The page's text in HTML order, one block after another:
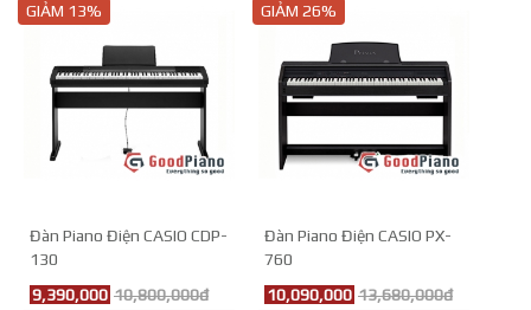
GIẢM 13%
Đàn Piano Điện CASIO CDP-
130
9,390,000 10,800,000đ
GIẢM 26%
Đàn Piano Điện CASIO PX-
760
10,090,000 13,680,000đ